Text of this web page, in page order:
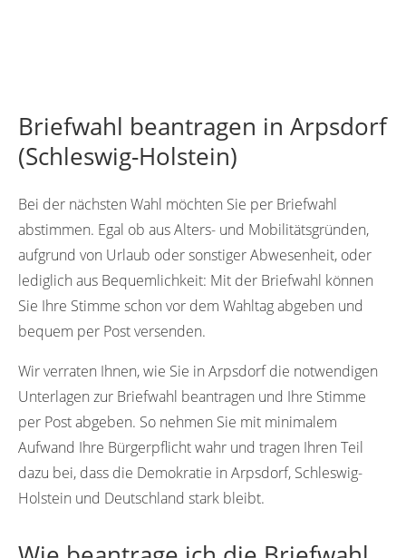
Briefwahl beantragen in Arpsdorf
(Schleswig-Holstein)
Bei der nächsten Wahl möchten Sie per Briefwahl
abstimmen. Egal ob aus Alters- und Mobilitätsgründen,
aufgrund von Urlaub oder sonstiger Abwesenheit, oder
lediglich aus Bequemlichkeit: Mit der Briefwahl können
Sie Ihre Stimme schon vor dem Wahltag abgeben und
bequem per Post versenden.
Wir verraten Ihnen, wie Sie in Arpsdorf die notwendigen
Unterlagen zur Briefwahl beantragen und Ihre Stimme
per Post abgeben. So nehmen Sie mit minimalem
Aufwand Ihre Bürgerpflicht wahr und tragen Ihren Teil
dazu bei, dass die Demokratie in Arpsdorf, Schleswig-
Holstein und Deutschland stark bleibt.